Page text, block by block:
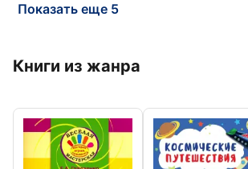
Показать еще 5
Книги из жанра